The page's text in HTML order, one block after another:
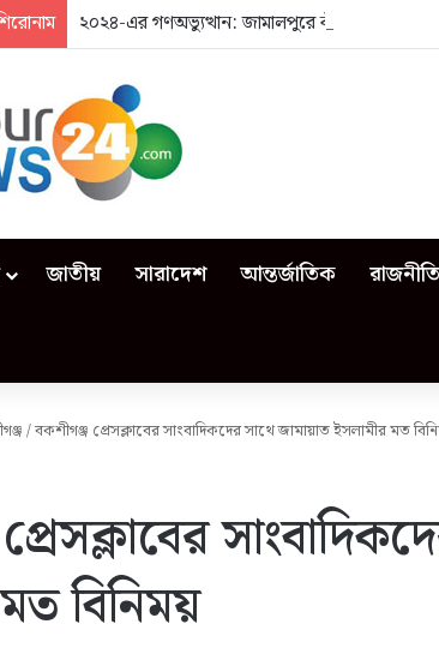
২০২৪-এর গণঅভ্যুত্থান: জামালপুরে কী কী ঘটেছিল?
জাতীয় সারাদেশ আন্তর্জাতিক রাজনীতি
/বকশীগঞ্জ প্রেসক্লাবের সাংবাদিকদের সাথে জামায়াত ইসলামীর মত
বিনিময়